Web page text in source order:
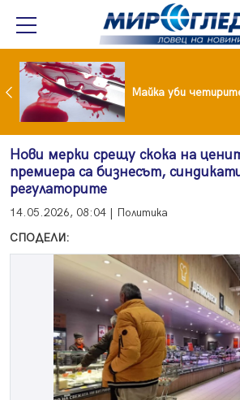
Проф.Кантарджиев: Пазете се от комарите и полово предаваните инфекции
Нови мерки срещу скока на
премиера са бизнесът,
регулаторите
14.05.2026, 08:04 | Политика
СПОДЕЛИ: